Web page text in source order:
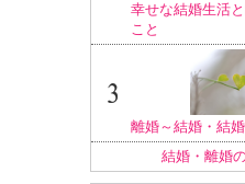
幸せな結婚生活
こと
離婚～結婚・結
結婚・離婚